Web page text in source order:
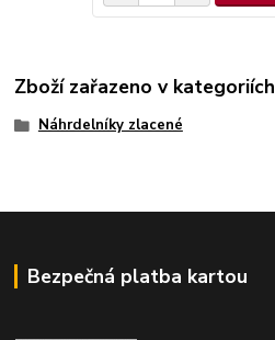
Zboží zařazeno v kategoriích
Náhrdelníky zlacené
Bezpečná platba kartou